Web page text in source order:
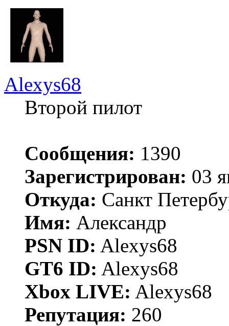
Alexys68
Второй пилот
Сообщения: 1390
Зарегистрирован: 03
Откуда: Санкт
Имя: Александр
PSN ID: Alexys68
GT6 ID: Alexys68
Xbox LIVE: Alexys68
Репутация: 260